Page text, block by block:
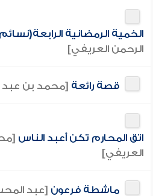
الخمية الرمضانية
الرحمن العريفي]
قصة رائعة [محمد بن عبد
اتق المحارم تكن أعبد الناس
العريفي]
ماشطة فرعون [عبد